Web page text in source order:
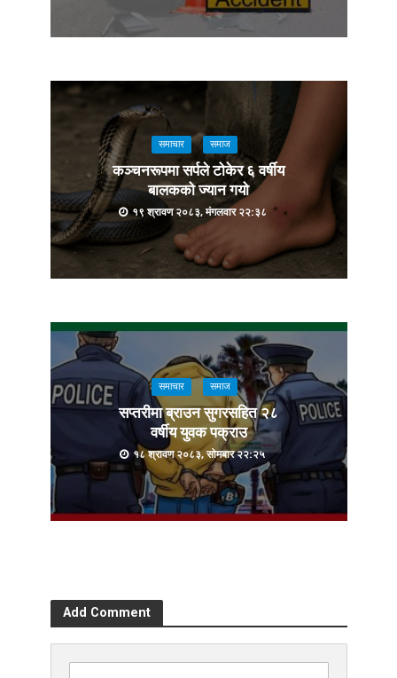
समाचार समाज
कञ्चनरूपमा सर्पले टोकेर ६ वर्षीय
बालकको ज्यान गयो
१९ श्रावण २०८३, मंगलवार २२:३८
समाचार समाज
सप्तरीमा ब्राउन सुगरसहित २८
वर्षीय युवक पक्राउ
१८ श्रावण २०८३, सोमबार २२:२५
Add Comment